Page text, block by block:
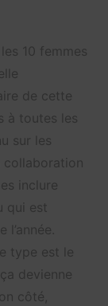
10 femmes
de cette
à toutes les
sur les
collaboration
inclure
qui est
type est le
devienne
côté,